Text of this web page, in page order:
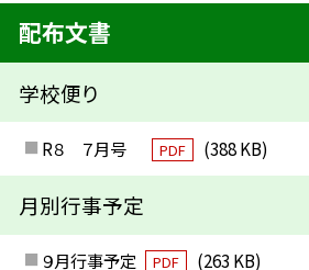
配布文書
学校便り
R８ ７月号 PDF (388 KB)
月別行事予定
９月行事予定 PDF
(263 KB)